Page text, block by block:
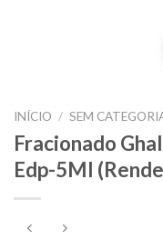
INÍCIO / SEM
Fracionado
Edp-5Ml